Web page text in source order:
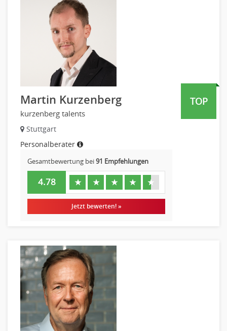
TOP
Martin Kurzenberg
kurzenberg talents
Stuttgart
Personalberater
Gesamtbewertung bei91 Empfehlungen
4.78 ★ ★ ★ ★ ★
Jetzt bewerten! »